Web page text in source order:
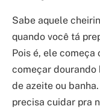
Sabe aquele
quando você tá
Pois é, ele
começar dourando
de azeite ou
precisa cuidar pra